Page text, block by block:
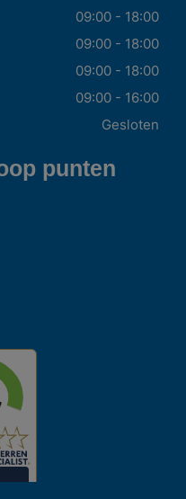
09:00 - 18:00
09:00 - 18:00
09:00 - 18:00
09:00 - 16:00
Gesloten
punten